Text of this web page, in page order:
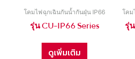
โคมไฟฉุกเฉินกันน้ำกันฝุ่น IP66
รุ่น CU-IP66 Series
ดูเพิ่มเติม
โคม
รุ่